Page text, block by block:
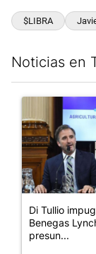
$LIBRA
Noticias en
Un artículo de
Di Tullio
Benegas
presun...